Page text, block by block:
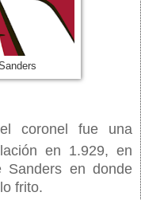
coronel fue una
en 1.929, en
en donde
frito.